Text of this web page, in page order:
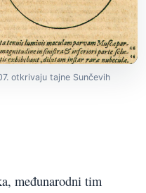
otkrivaju tajne Sunčevih
međunarodni tim